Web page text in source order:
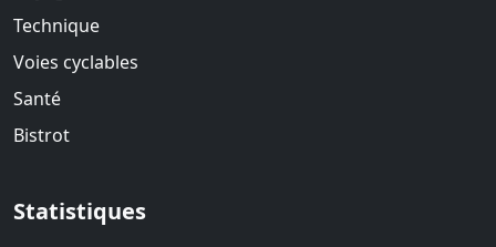
Technique
Voies cyclables
Santé
Bistrot
Statistiques